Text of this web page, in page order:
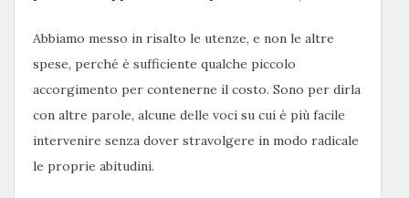
Abbiamo messo in risalto le utenze, e non le altre
spese, perché è sufficiente qualche piccolo
accorgimento per contenerne il costo. Sono per dirla
con altre parole, alcune delle voci su cui è più facile
intervenire senza dover stravolgere in modo radicale
le proprie abitudini.